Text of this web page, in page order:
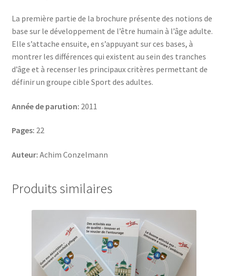
La première partie de la brochure présente des notions de
base sur le développement de l’être humain à l’âge adulte.
Elle s’attache ensuite, en s’appuyant sur ces bases, à
montrer les différences qui existent au sein des tranches
d’âge et à recenser les principaux critères permettant de
définir un groupe cible Sport des adultes.
Année de parution: 2011
Pages: 22
Auteur: Achim Conzelmann
Produits similaires